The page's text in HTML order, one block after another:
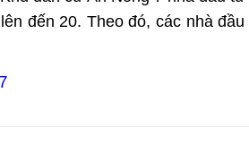
đến 20. Theo đó, các nhà